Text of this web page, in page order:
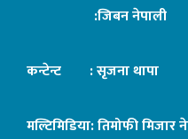
:जिबन नेपाली
कन्टेन्ट : सृजना थापा
मल्टिमिडिया: तिमोफी मिजार